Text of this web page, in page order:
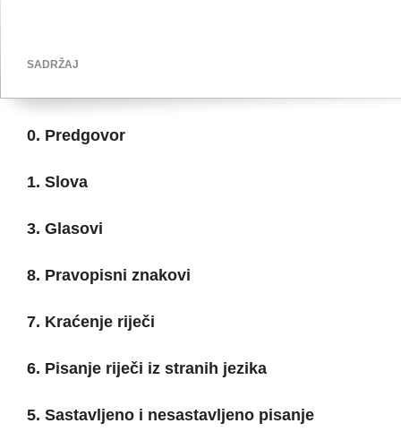
SADRŽAJ
0. Predgovor
1. Slova
3. Glasovi
8. Pravopisni znakovi
7. Kraćenje riječi
6. Pisanje riječi iz stranih jezika
5. Sastavljeno i nesastavljeno pisanje